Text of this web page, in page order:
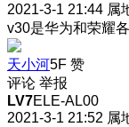
2021-3-1 21:44 属
v30是华为和荣耀
天小河5F 赞
评论 举报
LV7ELE-AL00
2021-3-1 21:52 属